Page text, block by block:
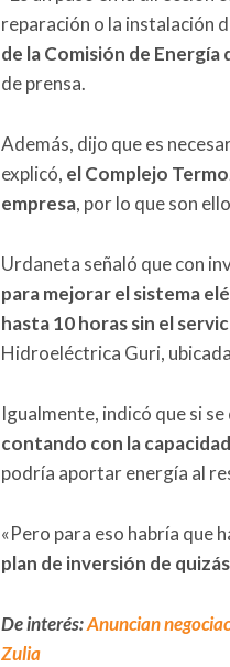
reparación o la instalación
de la Comisión de
de prensa.
Además, dijo que es
explicó, el Complejo
empresa, por lo que son
Urdaneta señaló que con
para mejorar el sistema
hasta 10 horas sin el
Hidroeléctrica Guri,
Igualmente, indicó que si
contando con la
podría aportar energía al
«Pero para eso habría que
plan de inversión de
De interés:Anuncian
Zulia